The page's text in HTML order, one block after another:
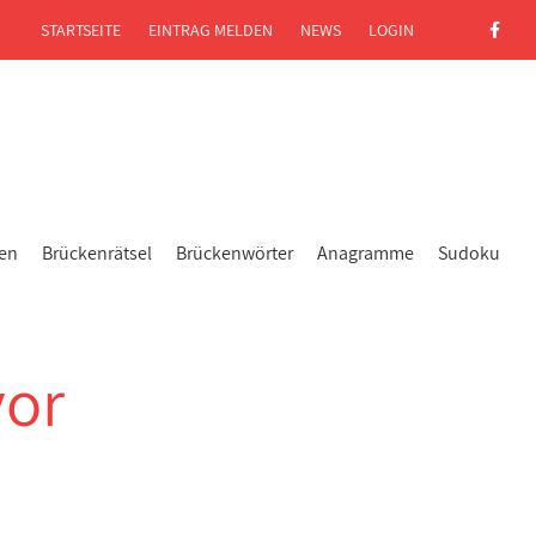
Brückenrätsel Brückenwörter Anagramme Sudoku
STARTSEITE EINTRAG MELDEN NEWS LOGIN